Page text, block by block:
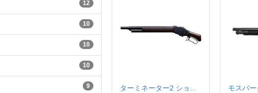
ターミネーター2 ショットガン M1887
12
10
10
10
9